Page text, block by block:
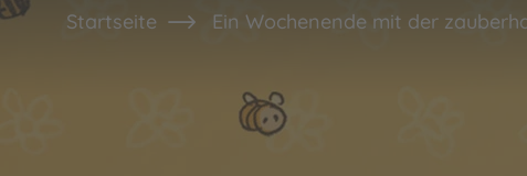
Startseite Ein Wochenende mit der